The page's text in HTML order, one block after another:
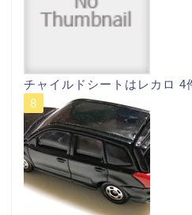
チャイルドシートはレカロ 4